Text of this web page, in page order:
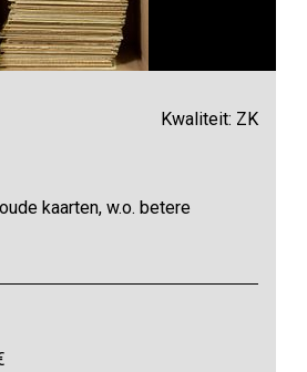
Kwaliteit: ZK
kaarten, w.o. betere